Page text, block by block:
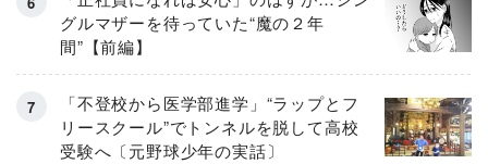
グルマザーを待っていた“魔の２年
間”【前編】
「不登校から医学部進学」“ラップとフ
リースクール”でトンネルを脱して高校
受験へ〔元野球少年の実話〕